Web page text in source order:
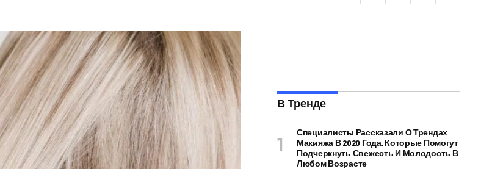
В Тренде
Специалисты Рассказали О Трендах
Макияжа В 2020 Года, Которые Помогут
Подчеркнуть Свежесть И Молодость В
Любом Возрасте